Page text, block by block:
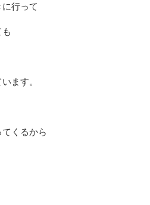
行って
ます。
くるから